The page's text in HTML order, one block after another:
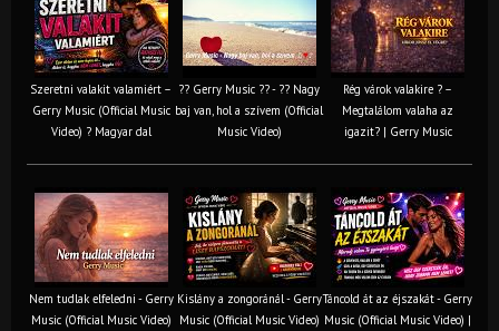
Szeretni valakit valamiért –
Gerry Music (Official Music
Video) ? Magyar dal
?? Gerry Music ?? - ?? Nagy
baj van, hol a szívem (Official
Music Video)
Rég várok valakire ? –
Megtalálom valaha az
igazit? | Gerry Music
Nem tudlak elfeledni - Gerry
Music (Official Music Video)
Kislány a zongoránál - Gerry
Music (Official Music Video)
Táncold át az éjszakát - Gerry
Music (Official Music Video) |